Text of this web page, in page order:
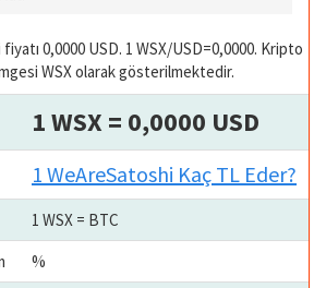
0,0000 USD. 1 WSX/USD=0,0000. Kripto
WSX olarak gösterilmektedir.
1 WSX = 0,0000 USD
1 WeAreSatoshi Kaç TL Eder?
1 WSX = BTC
%